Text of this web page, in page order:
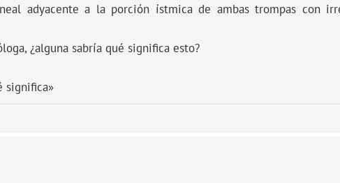
adyacente a la porción ístmica de ambas trompas con
¿alguna sabría qué significa esto?
significa»